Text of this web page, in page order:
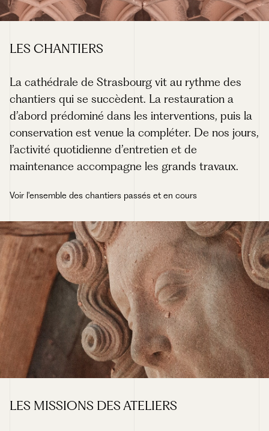
LES CHANTIERS
La cathédrale de Strasbourg vit au rythme des
chantiers qui se succèdent. La restauration a
d’abord prédominé dans les interventions, puis la
conservation est venue la compléter. De nos jours,
l’activité quotidienne d’entretien et de
maintenance accompagne les grands travaux.
Voir l'ensemble des chantiers passés et en cours
LES MISSIONS DES ATELIERS